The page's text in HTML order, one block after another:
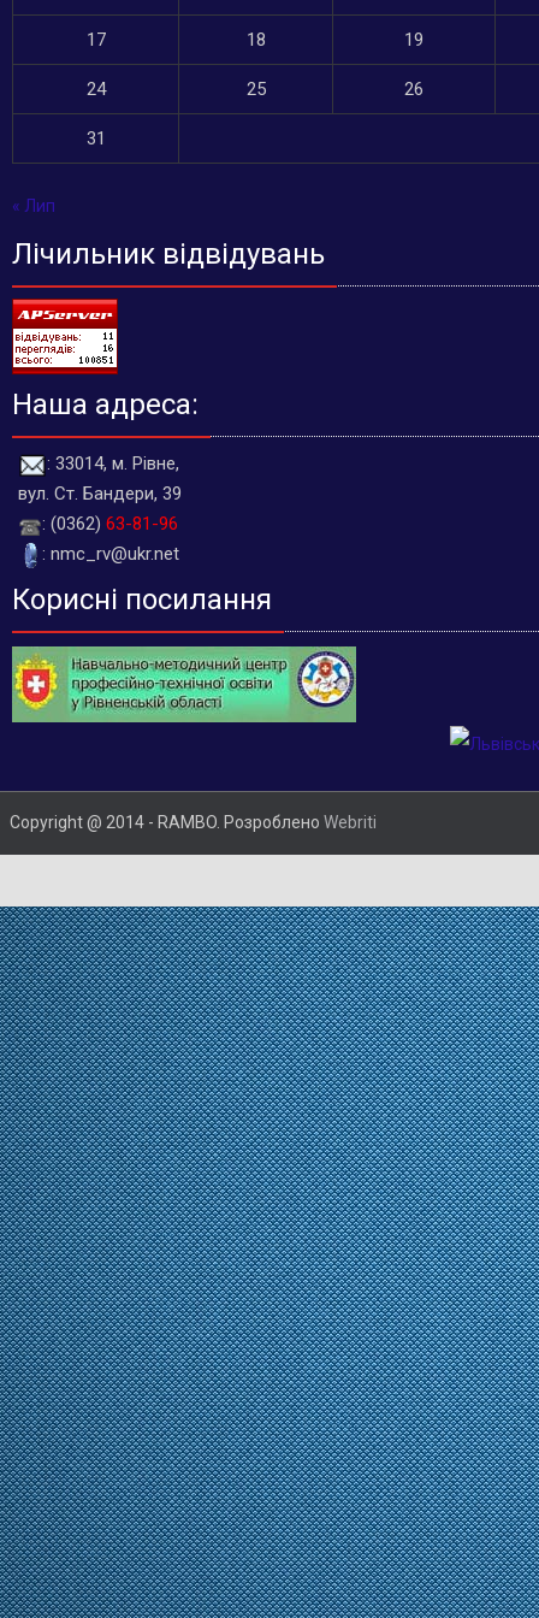
17 18 19
24 25 26
31
« Лип
Лічильник відвідувань
Наша адреса:
: 33014, м. Рівне,
вул. Ст. Бандери, 39
: (0362) 63-81-96
: nmc_rv@ukr.net
Корисні посилання
Copyright @ 2014 - RAMBO. Розроблено Webriti